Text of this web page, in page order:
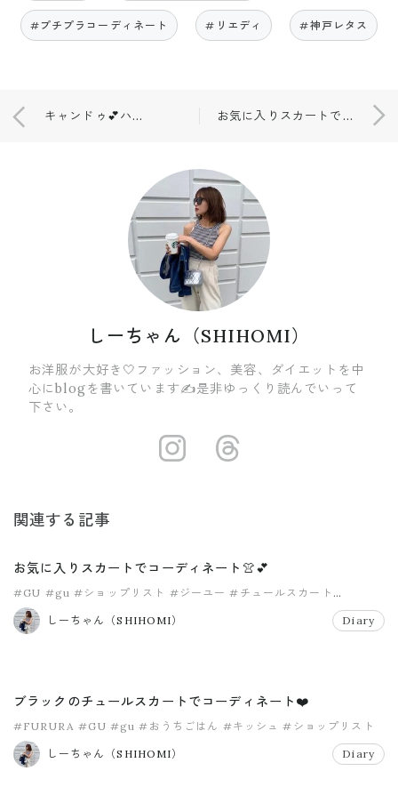
#プチプラコーディネート #リエディ #神戸レタス
キャンドゥ💕ハーゲンダッツ華もち🌸 お気に入りスカートでコーディネート👚💕
しーちゃん（SHIHOMI）
お洋服が大好き🤍ファッション、美容、ダイエットを中
心にblogを書いています✍️是非ゆっくり読んでいって
下さい。
https://
関連する記事
お気に入りスカートでコーディネート👚💕
#GU #gu #ショップリスト #ジーユー #チュールスカート
#フリルスカート
しーちゃん（SHIHOMI）
Diary
ブラックのチュールスカートでコーディネート❤️
#FURURA #GU #gu #おうちごはん #キッシュ #ショップリスト
しーちゃん（SHIHOMI） Diary